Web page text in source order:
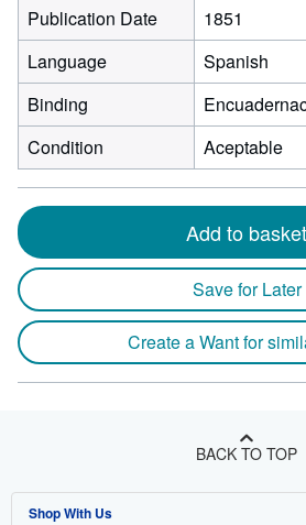
Publication Date
1851
Language
Spanish
Binding
Condition
Aceptable
Add to basket
Save for Later
Create a Want for
BACK TO TOP
Shop With Us